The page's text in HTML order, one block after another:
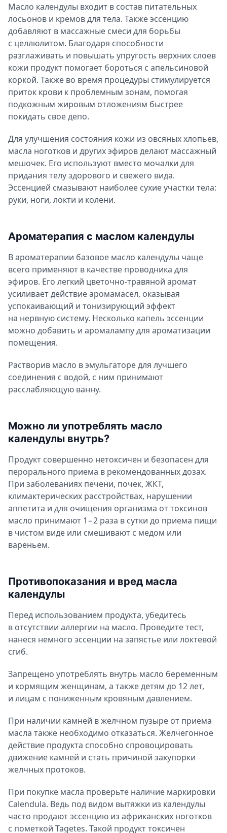
Масло календулы входит в состав питательных
лосьонов и кремов для тела. Также эссенцию
добавляют в массажные смеси для борьбы
с целлюлитом. Благодаря способности
разглаживать и повышать упругость верхних слоев
кожи продукт помогает бороться с апельсиновой
коркой. Также во время процедуры стимулируется
приток крови к проблемным зонам, помогая
подкожным жировым отложениям быстрее
покидать свое депо.
Для улучшения состояния кожи из овсяных хлопьев,
масла ноготков и других эфиров делают массажный
мешочек. Его используют вместо мочалки для
придания телу здорового и свежего вида.
Эссенцией смазывают наиболее сухие участки тела:
руки, ноги, локти и колени.
Ароматерапия с маслом календулы
В ароматерапии базовое масло календулы чаще
всего применяют в качестве проводника для
эфиров. Его легкий цветочно-травяной аромат
усиливает действие аромамасел, оказывая
успокаивающий и тонизирующий эффект
на нервную систему. Несколько капель эссенции
можно добавить и аромалампу для ароматизации
помещения.
Растворив масло в эмульгаторе для лучшего
соединения с водой, с ним принимают
расслабляющую ванну.
Можно ли употреблять масло
календулы внутрь?
Продукт совершенно нетоксичен и безопасен для
перорального приема в рекомендованных дозах.
При заболеваниях печени, почек, ЖКТ,
климактерических расстройствах, нарушении
аппетита и для очищения организма от токсинов
масло принимают 1−2 раза в сутки до приема пищи
в чистом виде или смешивают с медом или
вареньем.
Противопоказания и вред масла
календулы
Перед использованием продукта, убедитесь
в отсутствии аллергии на масло. Проведите тест,
нанеся немного эссенции на запястье или локтевой
сгиб.
Запрещено употреблять внутрь масло беременным
и кормящим женщинам, а также детям до 12 лет,
и лицам с пониженным кровяным давлением.
При наличии камней в желчном пузыре от приема
масла также необходимо отказаться. Желчегонное
действие продукта способно спровоцировать
движение камней и стать причиной закупорки
желчных протоков.
При покупке масла проверьте наличие маркировки
Calendula. Ведь под видом вытяжки из календулы
часто продают эссенцию из африканских ноготков
с пометкой Tagetes. Такой продукт токсичен